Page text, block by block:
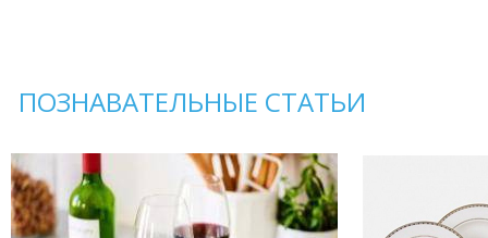
ПОЗНАВАТЕЛЬНЫЕ СТАТЬИ